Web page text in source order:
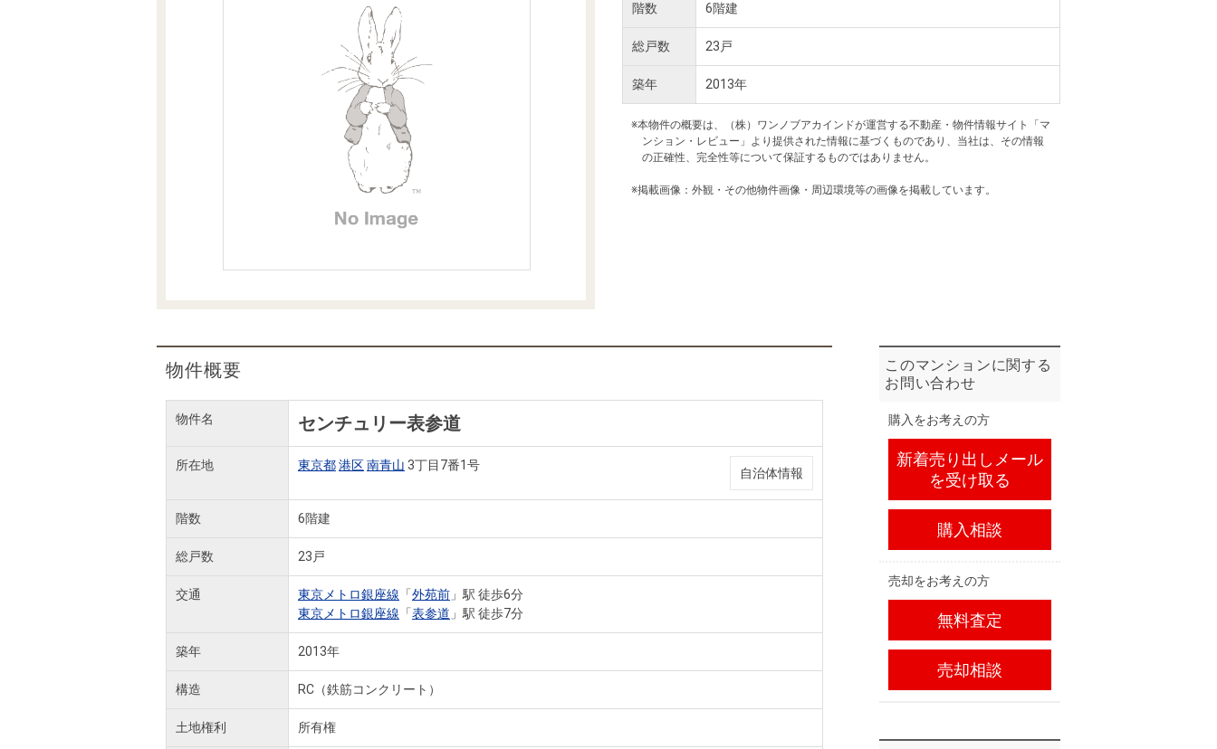
住宅ローンシミュレーション 住まい1プラス（お役立ちコラム）
住まい1プラス（お役立ちコラム）
階数 6階建
総戸数 23戸
築年 2013年
※本物件の概要は、（株）ワンノブアカインドが運営する不動産・物件情報サイト「マ
ンション・レビュー」より提供された情報に基づくものであり、当社は、その情報
の正確性、完全性等について保証するものではありません。
※掲載画像：外観・その他物件画像・周辺環境等の画像を掲載しています。
物件概要
物件名 センチュリー表参道
所在地 東京都港区南青山 3丁目7番1号
自治体情報
階数 6階建
総戸数 23戸
交通 東京メトロ銀座線 「外苑前 」駅 徒歩6分
東京メトロ銀座線 「表参道 」駅 徒歩7分
築年 2013年
構造 RC（鉄筋コンクリート）
土地権利 所有権
このマンションに関する
お問い合わせ
購入をお考えの方
新着売り出しメール
を受け取る
購入相談
売却をお考えの方
無料査定
売却相談